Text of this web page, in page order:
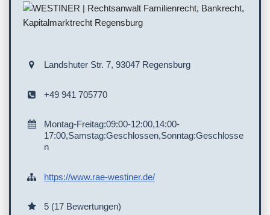
Landshuter Str. 7, 93047 Regensburg
+49 941 705770
Montag-Freitag:09:00-12:00,14:00-
17:00,Samstag:Geschlossen,Sonntag:Geschlosse
n
https://www.rae-westiner.de/
5 (17 Bewertungen)